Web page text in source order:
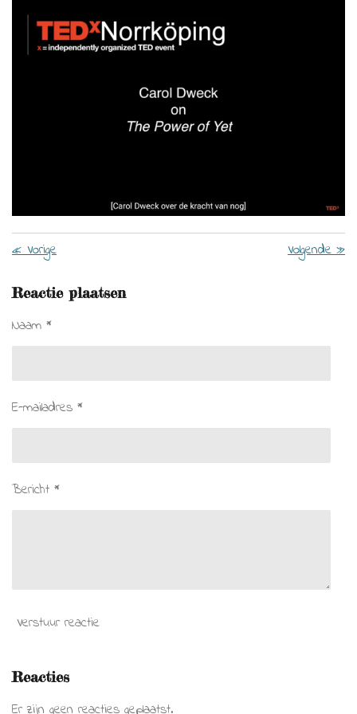
«Vorige Volgende»
Reactie plaatsen
Naam *
E-mailadres *
Bericht *
Verstuur reactie
Reacties
Er zijn geen reacties geplaatst.